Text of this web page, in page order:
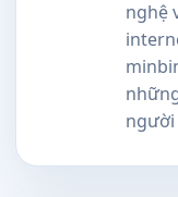
nghệ
người